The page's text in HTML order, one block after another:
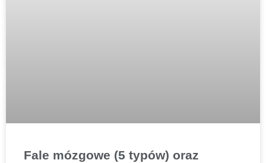
Fale mózgowe (5 typów) oraz